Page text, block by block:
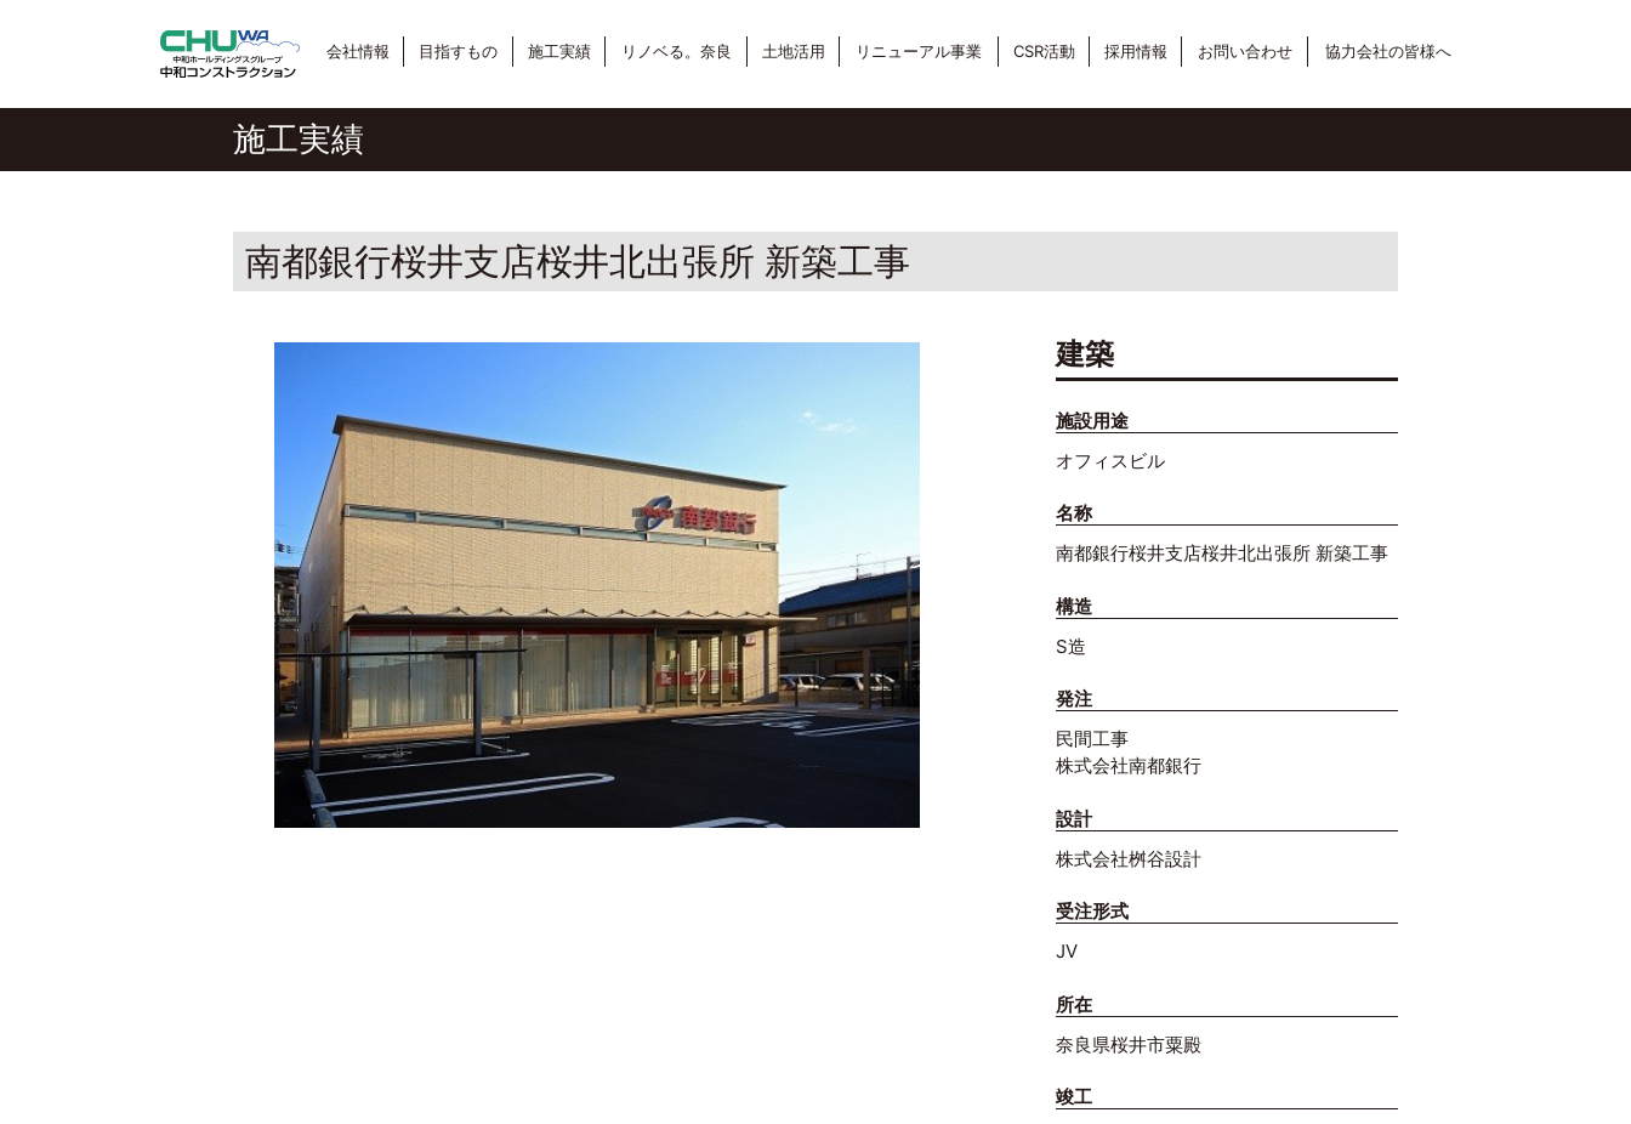
会社情報 目指すもの 施工実績 リノベる。奈良 土地活用 リニューアル事業 CSR活動 採用情報 お問い合わせ 協力会社の皆様へ
施工実績
南都銀行桜井支店桜井北出張所 新築工事
建築
施設用途
オフィスビル
名称
南都銀行桜井支店桜井北出張所 新築工事
構造
S造
発注
民間工事
株式会社南都銀行
設計
株式会社桝谷設計
受注形式
JV
所在
奈良県桜井市粟殿
竣工